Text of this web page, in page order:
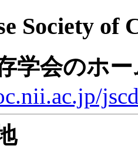
Society of
学会のホ